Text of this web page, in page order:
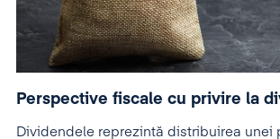
Perspective fiscale cu privire la
Dividendele reprezintă distribuirea unei